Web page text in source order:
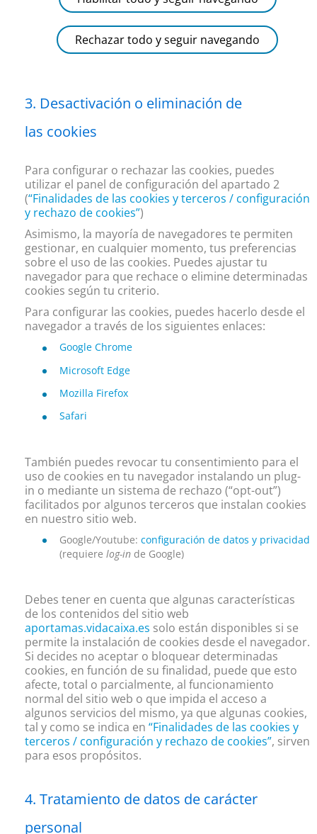
Rechazar todo y seguir navegando
Desactivación o eliminación de
las cookies
Para configurar o rechazar las cookies, puedes
utilizar el panel de configuración del apartado 2
(“Finalidades de las cookies y terceros / configuración
y rechazo de cookies”)
Asimismo, la mayoría de navegadores te permiten
gestionar, en cualquier momento, tus preferencias
sobre el uso de las cookies. Puedes ajustar tu
navegador para que rechace o elimine determinadas
cookies según tu criterio.
Para configurar las cookies, puedes hacerlo desde el
navegador a través de los siguientes enlaces:
Google Chrome
Microsoft Edge
Mozilla Firefox
Safari
También puedes revocar tu consentimiento para el
uso de cookies en tu navegador instalando un plug-
in o mediante un sistema de rechazo (“opt-out”)
facilitados por algunos terceros que instalan cookies
en nuestro sitio web.
Google/Youtube: configuración de datos y privacidad
(requiere log-in de Google)
Debes tener en cuenta que algunas características
de los contenidos del sitio web
aportamas.vidacaixa.es solo están disponibles si se
permite la instalación de cookies desde el navegador.
Si decides no aceptar o bloquear determinadas
cookies, en función de su finalidad, puede que esto
afecte, total o parcialmente, al funcionamiento
normal del sitio web o que impida el acceso a
algunos servicios del mismo, ya que algunas cookies,
tal y como se indica en “Finalidades de las cookies y
terceros / configuración y rechazo de cookies”, sirven
para esos propósitos.
Tratamiento de datos de carácter
personal